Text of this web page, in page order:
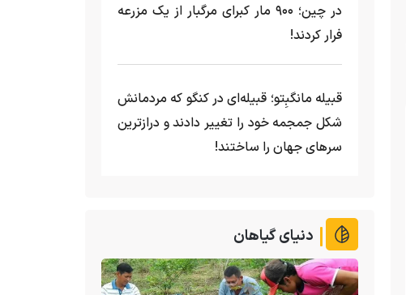
در چین؛ ۹۰۰ مار کبرای مرگبار از یک مزرعه‌
فرار کردند!
قبیله مانگبِتو؛ قبیله‌ای در کنگو که مردمانش
شکل جمجمه خود را تغییر دادند و درازترین
سرهای جهان را ساختند!
دنیای گیاهان